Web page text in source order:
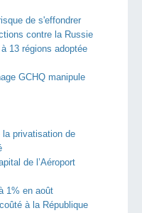
de s'effondrer
contre la Russie
13 régions adoptée
GCHQ manipule
la privatisation de
de l’Aéroport
1% en août
à la République